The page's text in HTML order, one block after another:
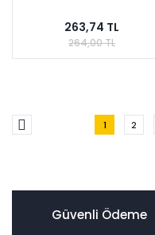
263,74 TL
264,00 TL
1 2
Güvenli Ödeme